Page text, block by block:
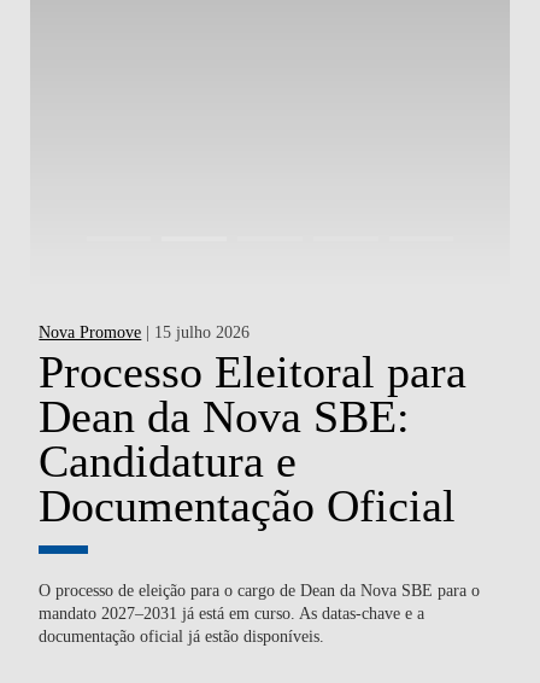
Nova Promove | 15 julho 2026
Processo Eleitoral para
Dean da Nova SBE:
Candidatura e
Documentação Oficial
O processo de eleição para o cargo de Dean da Nova SBE para o
mandato 2027–2031 já está em curso. As datas-chave e a
documentação oficial já estão disponíveis.